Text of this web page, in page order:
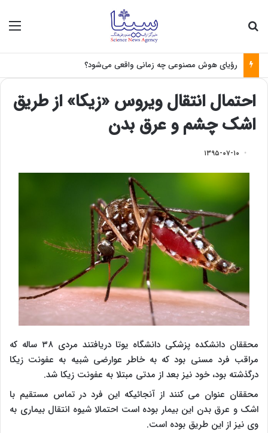
رؤیای هوش مصنوعی چه زمانی واقعی می‌شود؟
احتمال انتقال ویروس «زیکا» از طریق
اشک چشم و عرق بدن
۱۳۹۵-۰۷-۱۰
محققان دانشکده پزشکی دانشگاه یوتا دریافتند مردی ۳۸ ساله که
مراقب فرد مسنی بود که به خاطر عوارضی شبیه به عفونت زیکا
درگذشته بود، خود نیز بعد از مدتی مبتلا به عفونت زیکا شد.
محققان عنوان می کنند از آنجائیکه این فرد در تماس مستقیم با
اشک و عرق بدن این بیمار بوده است احتمالا شیوه انتقال بیماری به
وی نیز از این طریق بوده است.